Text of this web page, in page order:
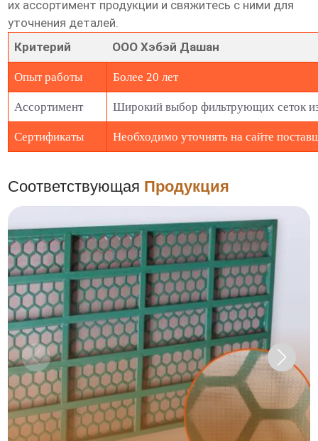
их ассортимент продукции и свяжитесь с ними для
уточнения деталей.
Критерий
ООО Хэбэй Дашан
Опыт работы Более 20 лет
Ассортимент Широкий выбор фильтрующих сеток
Сертификаты Необходимо уточнять на сайте
Соответствующая Продукция